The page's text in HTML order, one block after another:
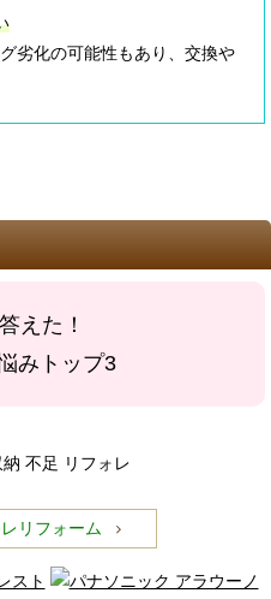
劣化の可能性もあり、交換や
えた！
みトップ3
リフォーム